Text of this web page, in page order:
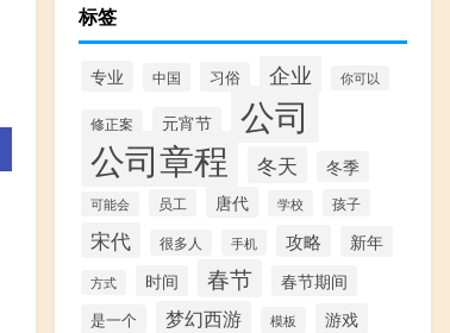
标签
专业 中国 习俗 企业 你可以
修正案 元宵节 公司
公司章程 冬天 冬季
可能会 员工 唐代 学校 孩子
宋代 很多人 手机 攻略 新年
方式 时间 春节 春节期间
是一个 梦幻西游 模板 游戏